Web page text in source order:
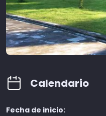
Calendario
Fecha de inicio: